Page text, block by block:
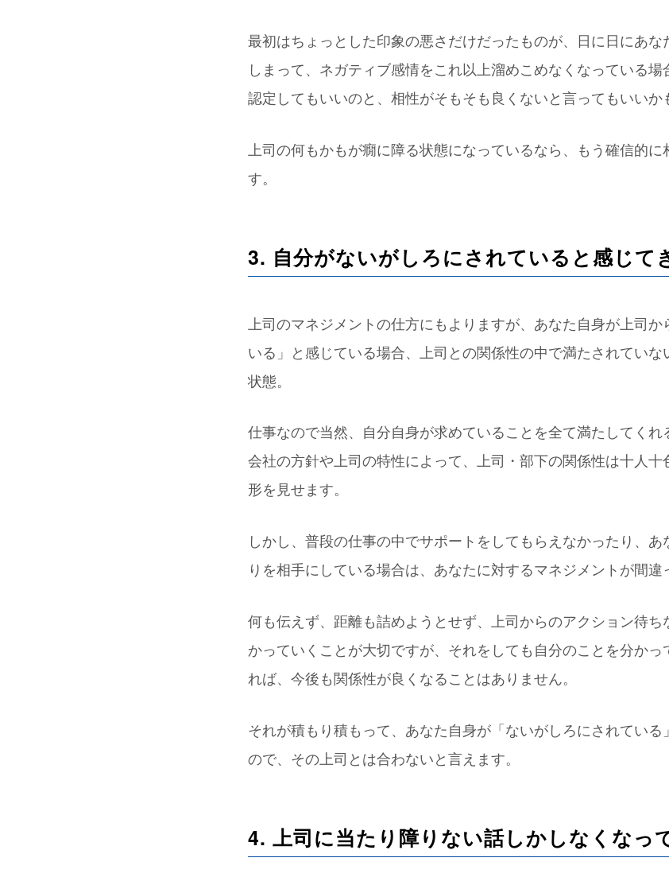
最初はちょっとした印象の悪さだけだったものが、日に日にあな
しまって、ネガティブ感情をこれ以上溜めこめなくなっている
認定してもいいのと、相性がそもそも良くないと言ってもいいか
上司の何もかもが癇に障る状態になっているなら、もう確信的
す。
3. 自分がないがしろにされていると感じて
上司のマネジメントの仕方にもよりますが、あなた自身が上司
いる」と感じている場合、上司との関係性の中で満たされていな
状態。
仕事なので当然、自分自身が求めていることを全て満たしてくれ
会社の方針や上司の特性によって、上司・部下の関係性は十人
形を見せます。
しかし、普段の仕事の中でサポートをしてもらえなかったり、
りを相手にしている場合は、あなたに対するマネジメントが間違
何も伝えず、距離も詰めようとせず、上司からのアクション待ち
かっていくことが大切ですが、それをしても自分のことを分か
れば、今後も関係性が良くなることはありません。
それが積もり積もって、あなた自身が「ないがしろにされている
ので、その上司とは合わないと言えます。
4. 上司に当たり障りない話しかしなくなっ